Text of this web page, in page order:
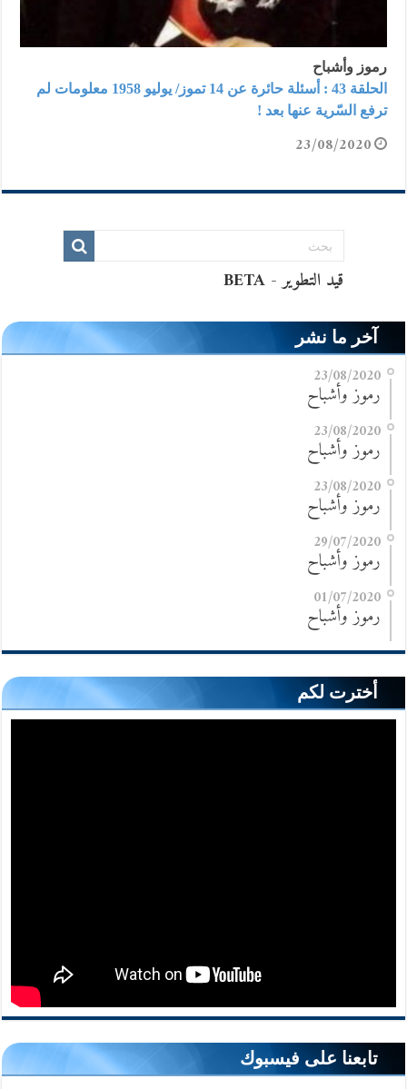
رموز وأشباح
الحلقة 43 : أسئلة حائرة عن 14 تموز/ يوليو 1958 معلومات لم
ترفع السّرية عنها بعد !
23/08/2020
آخر ما نشر
23/08/2020
رموز وأشباح
23/08/2020
رموز وأشباح
23/08/2020
رموز وأشباح
29/07/2020
رموز وأشباح
01/07/2020
رموز وأشباح
أخترت لكم
تابعنا على فيسبوك